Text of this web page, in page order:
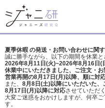
夏季休暇 の発送・お問い合わせに関
誠に勝手ながら、以下の期間を休業と
2026年8月11日(火)~2026年8月16日(
休業中にいただきました、ご注文・お
営業再開の8月17日(月)以降、順に対
また、 8月8日(土)以降にいただいた、
8月17日(月)以降に対応させていただ
大変ご迷惑をおかけしますが、 何卒ご
す。